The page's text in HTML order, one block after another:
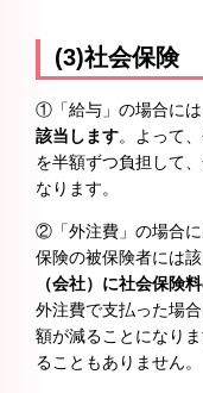
(3)社会保険
①「給与」の場合には
該当します。よって
を半額ずつ負担して
なります。
②「外注費」の場合
保険の被保険者には
（会社）に社会保険
外注費で支払った場
額が減ることになり
ることもありません。